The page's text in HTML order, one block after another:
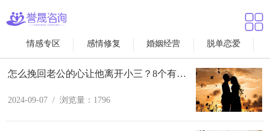
情感专区 感情修复 婚姻经营 脱单恋爱
怎么挽回老公的心让他离开小三？8个有效方法
2024-09-07 / 浏览量：1796